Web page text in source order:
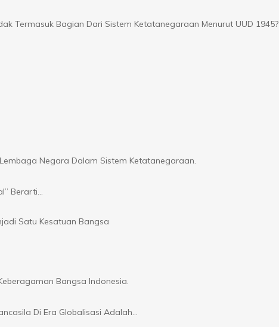
Termasuk Bagian Dari Sistem Ketatanegaraan Menurut UUD 1945?
Negara Dalam Sistem Ketatanegaraan.
Berarti…
Satu Kesatuan Bangsa
Bangsa Indonesia.
Di Era Globalisasi Adalah…